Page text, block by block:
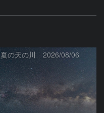
夏の天の川 2026/08/06